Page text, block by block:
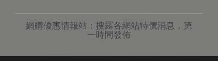
網購優惠情報站：搜羅各網站特價消息，第
一時間發佈